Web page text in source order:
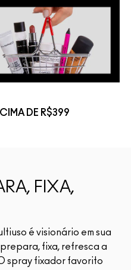
DE R$399
FIXA,
é visionário em sua
fixa, refresca a
spray fixador favorito